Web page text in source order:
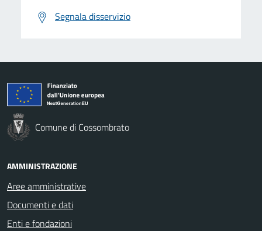
Segnala disservizio
Comune di Cossombrato
AMMINISTRAZIONE
Aree amministrative
Documenti e dati
Enti e fondazioni